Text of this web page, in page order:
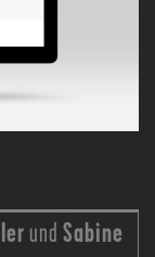
und Sabine